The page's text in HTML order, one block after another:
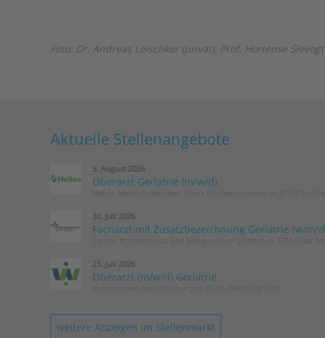
Foto: Dr. Andreas Leischker (privat), Prof. Hortense
Aktuelle Stellenangebote
5. August 2026
Oberarzt Geriatrie (m/w/d)
30. Juli 2026
Facharzt mit Zusatzbezeichnung Geriatrie (w/m/
23. Juli 2026
Oberarzt (m/w/d) Geriatrie
weitere Anzeigen im Stellenmarkt